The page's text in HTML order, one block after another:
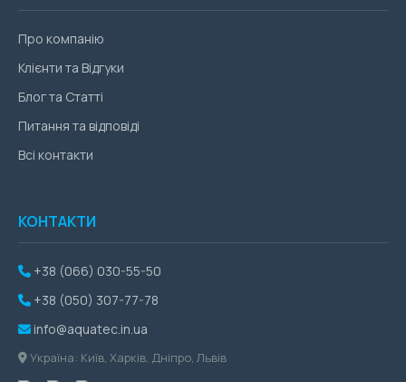
Про компанію
Клієнти та Відгуки
Блог та Статті
Питання та відповіді
Всі контакти
КОНТАКТИ
+38 (066) 030-55-50
+38 (050) 307-77-78
info@aquatec.in.ua
Україна: Київ, Харків, Дніпро, Львів